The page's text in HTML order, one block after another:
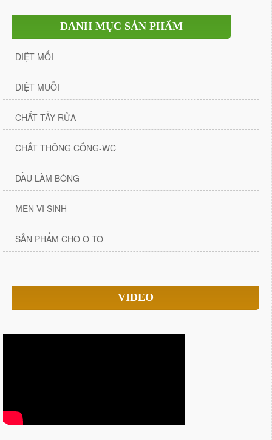
DANH MỤC SẢN PHẨM
DIỆT MỐI
DIỆT MUỖI
CHẤT TẨY RỬA
CHẤT THÔNG CỐNG-WC
DẦU LÀM BÓNG
MEN VI SINH
SẢN PHẨM CHO Ô TÔ
VIDEO